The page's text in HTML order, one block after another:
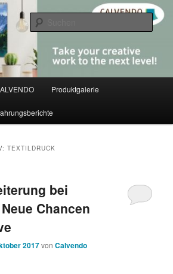
Produktgalerie
TEXTILDRUCK
bei
Chancen
2017vonCalvendo